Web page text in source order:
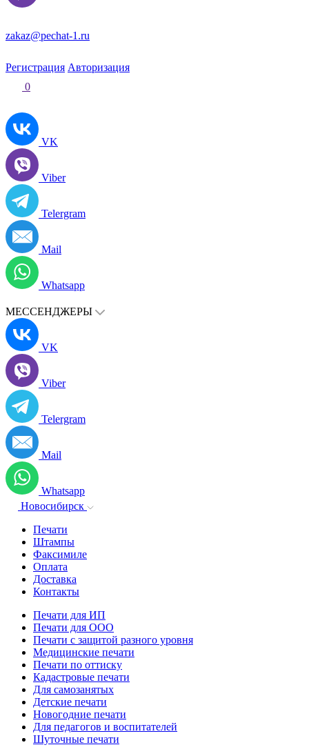
zakaz@pechat-1.ru
Регистрация Авторизация
0
VK
Viber
Telergram
Mail
Whatsapp
МЕССЕНДЖЕРЫ
VK
Viber
Telergram
Mail
Whatsapp
Новосибирск
Печати
Штампы
Факсимиле
Оплата
Доставка
Контакты
Печати для ИП
Печати для ООО
Печати с защитой разного уровня
Медицинские печати
Печати по оттиску
Кадастровые печати
Для самозанятых
Детские печати
Новогодние печати
Для педагогов и воспитателей
Шуточные печати